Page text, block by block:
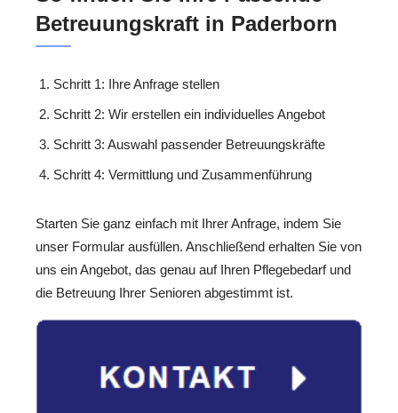
Betreuungskraft in Paderborn
Schritt 1: Ihre Anfrage stellen
Schritt 2: Wir erstellen ein individuelles Angebot
Schritt 3: Auswahl passender Betreuungskräfte
Schritt 4: Vermittlung und Zusammenführung
Starten Sie ganz einfach mit Ihrer Anfrage, indem Sie
unser Formular ausfüllen. Anschließend erhalten Sie von
uns ein Angebot, das genau auf Ihren Pflegebedarf und
die Betreuung Ihrer Senioren abgestimmt ist.